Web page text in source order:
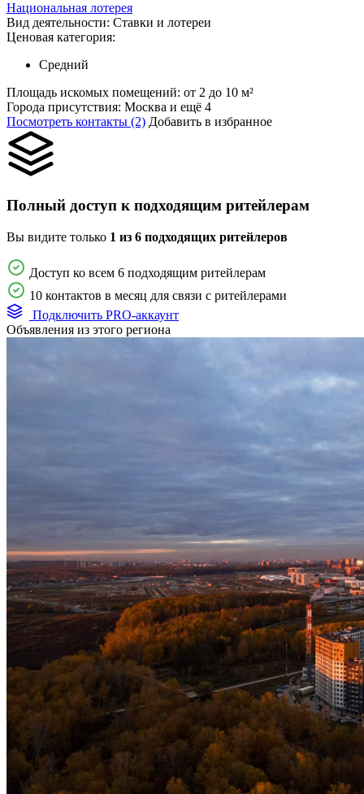
Национальная лотерея
Вид деятельности: Ставки и лотереи
Ценовая категория:
Средний
Площадь искомых помещений: от 2 до 10 м²
Города присутствия: Москва и ещё 4
Посмотреть контакты (2) Добавить в избранное
Полный доступ к подходящим ритейлерам
Вы видите только 1 из 6 подходящих ритейлеров
Доступ ко всем 6 подходящим ритейлерам
10 контактов в месяц для связи с ритейлерами
Подключить PRO-аккаунт
Объявления из этого региона